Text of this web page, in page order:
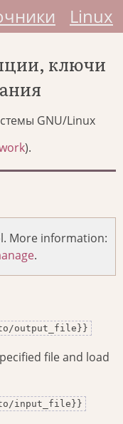
Linux
ключи
GNU/Linux
).
More information:
.
output_file}}
file and load
input_file}}